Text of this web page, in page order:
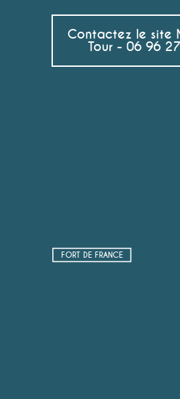
Contactez le site
Tour - 06 96
FORT DE FRANCE